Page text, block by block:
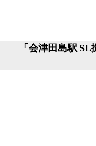
「会津田島